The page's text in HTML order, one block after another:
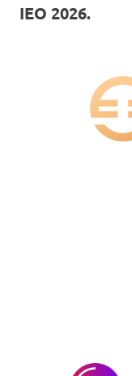
IEO 2026.